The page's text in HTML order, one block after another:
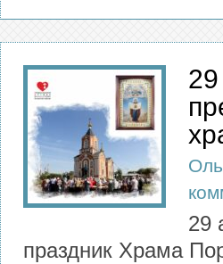
29
праздник Храма